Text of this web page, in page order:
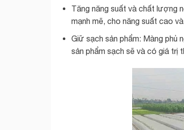
Tăng năng suất và chất lượng
mạnh mẽ, cho năng suất cao
Giữ sạch sản phẩm: Màng phủ
sản phẩm sạch sẽ và có giá trị